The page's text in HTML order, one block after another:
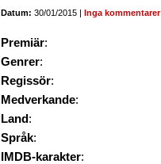
Datum: 30/01/2015 | Inga kommentarer
Premiär:
Genrer:
Regissör:
Medverkande:
Land:
Språk:
IMDB-karakter: